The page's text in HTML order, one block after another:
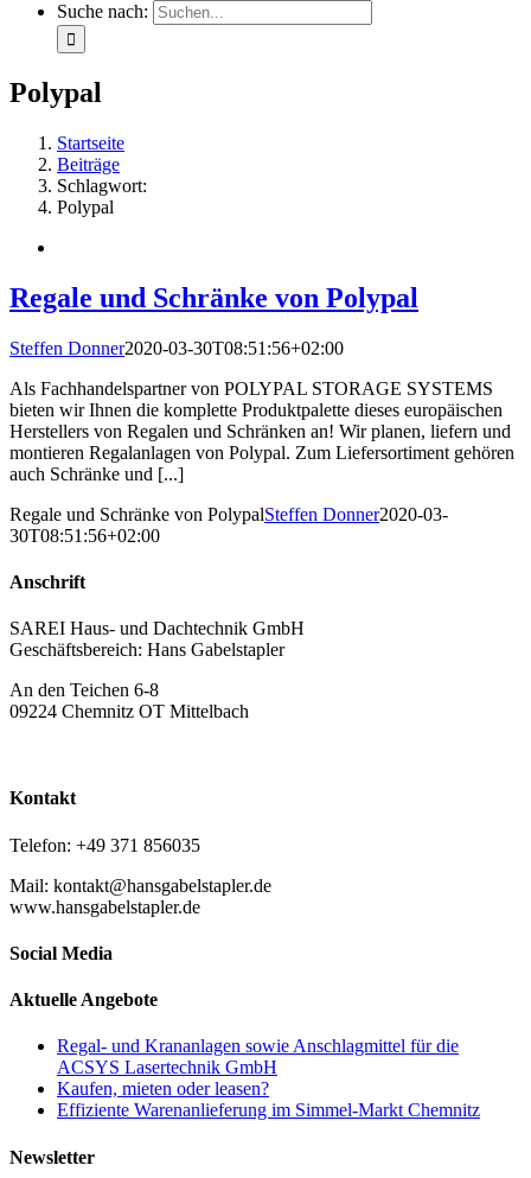
Suche nach:
Polypal
Startseite
Beiträge
Schlagwort:
Polypal
Regale und Schränke von Polypal
Steffen Donner2020-03-30T08:51:56+02:00
Als Fachhandelspartner von POLYPAL STORAGE SYSTEMS
bieten wir Ihnen die komplette Produktpalette dieses europäischen
Herstellers von Regalen und Schränken an! Wir planen, liefern und
montieren Regalanlagen von Polypal. Zum Liefersortiment gehören
auch Schränke und [...]
Regale und Schränke von PolypalSteffen Donner2020-03-
30T08:51:56+02:00
Anschrift
SAREI Haus- und Dachtechnik GmbH
Geschäftsbereich: Hans Gabelstapler
An den Teichen 6-8
09224 Chemnitz OT Mittelbach
Kontakt
Telefon: +49 371 856035
Mail: kontakt@hansgabelstapler.de
www.hansgabelstapler.de
Social Media
Aktuelle Angebote
Regal- und Krananlagen sowie Anschlagmittel für die
ACSYS Lasertechnik GmbH
Kaufen, mieten oder leasen?
Effiziente Warenanlieferung im Simmel-Markt Chemnitz
Newsletter